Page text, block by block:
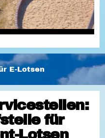
E-Lotsen
für